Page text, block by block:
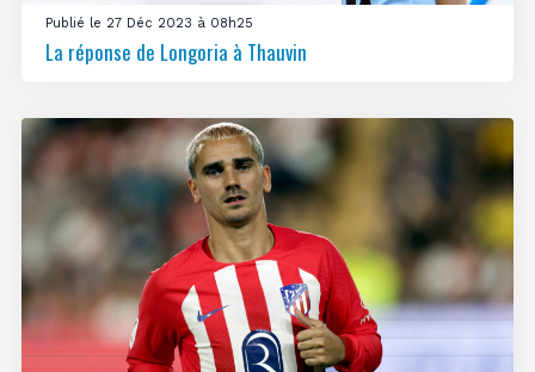
Publié le 27 Déc 2023 à 08h25
La réponse de Longoria à Thauvin